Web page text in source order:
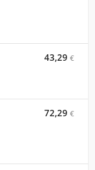
43,29 €
72,29 €